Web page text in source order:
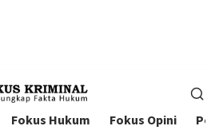
Fokus Hukum Fokus Opini